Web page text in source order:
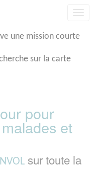
une mission courte
sur la carte
pour
et
sur toute la